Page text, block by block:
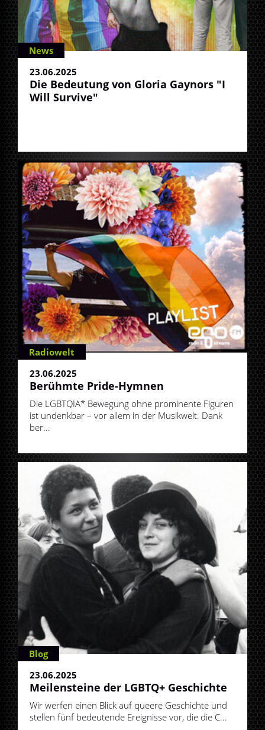
News
23.06.2025
Die Bedeutung von Gloria Gaynors "I
Will Survive"
Radiowelt
23.06.2025
Berühmte Pride-Hymnen
Die LGBTQIA* Bewegung ohne prominente Figuren
ist undenkbar – vor allem in der Musikwelt. Dank
ber...
Blog
23.06.2025
Meilensteine der LGBTQ+ Geschichte
Wir werfen einen Blick auf queere Geschichte und
stellen fünf bedeutende Ereignisse vor, die die C...